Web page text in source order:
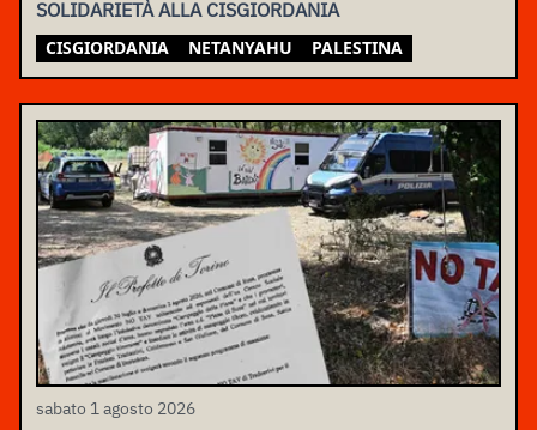
SOLIDARIETÀ ALLA CISGIORDANIA
CISGIORDANIA NETANYAHU PALESTINA
sabato 1 agosto 2026